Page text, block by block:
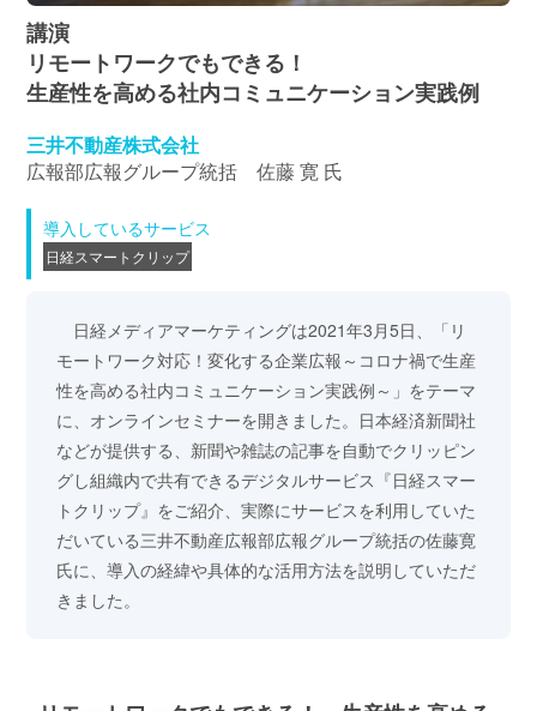
講演
リモートワークでもできる！
生産性を高める社内コミュニケーション実践例
三井不動産株式会社
広報部広報グループ統括 佐藤 寛 氏
導入しているサービス
日経スマートクリップ
日経メディアマーケティングは2021年3月5日、「リ
モートワーク対応！変化する企業広報～コロナ禍で生産
性を高める社内コミュニケーション実践例～」をテーマ
に、オンラインセミナーを開きました。日本経済新聞社
などが提供する、新聞や雑誌の記事を自動でクリッピン
グし組織内で共有できるデジタルサービス『日経スマー
トクリップ』をご紹介、実際にサービスを利用していた
だいている三井不動産広報部広報グループ統括の佐藤寛
氏に、導入の経緯や具体的な活用方法を説明していただ
きました。